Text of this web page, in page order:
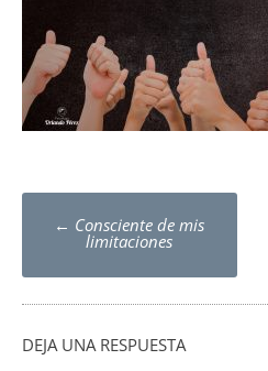
Post
navigation
← Consciente de mis
limitaciones
DEJA UNA RESPUESTA